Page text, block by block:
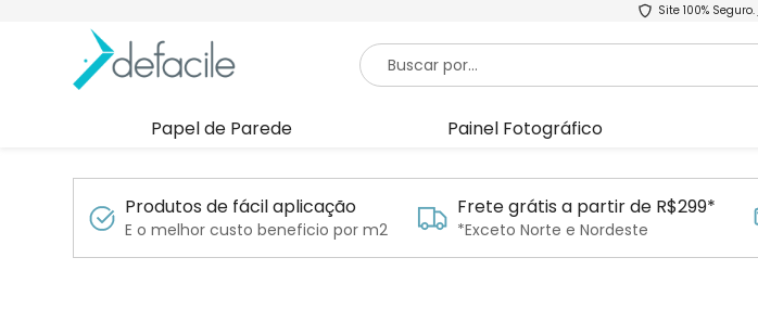
Site 100% Seguro.
Papel de Parede Painel Fotográfico
Produtos de fácil aplicação
E o melhor custo beneficio por m2
Frete grátis a partir de R$299*
*Exceto Norte e Nordeste